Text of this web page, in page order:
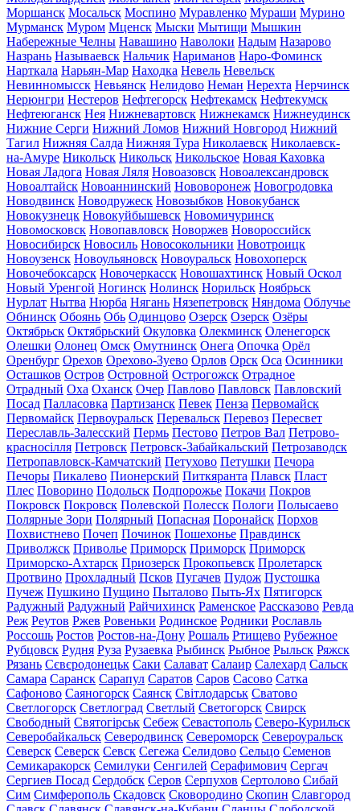
Моршанск Мосальск Моспино Муравленко Мураши Мурино
Мурманск Муром Мценск Мыски Мытищи Мышкин
Набережные Челны Навашино Наволоки Надым Назарово
Назрань Называевск Нальчик Нариманов Наро-Фоминск
Нарткала Нарьян-Мар Находка Невель Невельск
Невинномысск Невьянск Нелидово Неман Нерехта Нерчинск
Нерюнгри Нестеров Нефтегорск Нефтекамск Нефтекумск
Нефтеюганск Нея Нижневартовск Нижнекамск Нижнеудинск
Нижние Серги Нижний Ломов Нижний Новгород Нижний
Тагил Нижняя Салда Нижняя Тура Николаевск Николаевск-
на-Амуре Никольск Никольск Никольское Новая Каховка
Новая Ладога Новая Ляля Новоазовск Новоалександровск
Новоалтайск Новоаннинский Нововоронеж Новогродовка
Новодвинск Новодружеск Новозыбков Новокубанск
Новокузнецк Новокуйбышевск Новомичуринск
Новомосковск Новопавловск Новоржев Новороссийск
Новосибирск Новосиль Новосокольники Новотроицк
Новоузенск Новоульяновск Новоуральск Новохоперск
Новочебоксарск Новочеркасск Новошахтинск Новый Оскол
Новый Уренгой Ногинск Нолинск Норильск Ноябрьск
Нурлат Нытва Нюрба Нягань Нязепетровск Няндома Облучье
Обнинск Обоянь Обь Одинцово Озерск Озерск Озёры
Октябрьск Октябрьский Окуловка Олекминск Оленегорск
Олешки Олонец Омск Омутнинск Онега Опочка Орёл
Оренбург Орехов Орехово-Зуево Орлов Орск Оса Осинники
Осташков Остров Островной Острогожск Отрадное
Отрадный Оха Оханск Очер Павлово Павловск Павловский
Посад Палласовка Партизанск Певек Пенза Первомайск
Первомайск Первоуральск Перевальск Перевоз Пересвет
Переславль-Залесский Пермь Пестово Петров Вал Петрово-
красносілля Петровск Петровск-Забайкальский Петрозаводск
Петропавловск-Камчатский Петухово Петушки Печора
Печоры Пикалево Пионерский Питкяранта Плавск Пласт
Плес Поворино Подольск Подпорожье Покачи Покров
Покровск Покровск Полевской Полесск Пологи Полысаево
Полярные Зори Полярный Попасная Поронайск Порхов
Похвистнево Почеп Починок Пошехонье Правдинск
Приволжск Приволье Приморск Приморск Приморск
Приморско-Ахтарск Приозерск Прокопьевск Пролетарск
Протвино Прохладный Псков Пугачев Пудож Пустошка
Пучеж Пушкино Пущино Пыталово Пыть-Ях Пятигорск
Радужный Радужный Райчихинск Раменское Рассказово Ревда
Реж Реутов Ржев Ровеньки Родинское Родники Рославль
Россошь Ростов Ростов-на-Дону Рошаль Ртищево Рубежное
Рубцовск Рудня Руза Рузаевка Рыбинск Рыбное Рыльск Ряжск
Рязань Сєвєродонецьк Саки Салават Салаир Салехард Сальск
Самара Саранск Сарапул Саратов Саров Сасово Сатка
Сафоново Саяногорск Саянск Світлодарськ Сватово
Светлогорск Светлоград Светлый Светогорск Свирск
Свободный Святогірськ Себеж Севастополь Северо-Курильск
Северобайкальск Северодвинск Североморск Североуральск
Северск Северск Севск Сегежа Селидово Сельцо Семенов
Семикаракорск Семилуки Сенгилей Серафимович Сергач
Сергиев Посад Сердобск Серов Серпухов Сертолово Сибай
Сим Симферополь Скадовск Сковородино Скопин Славгород